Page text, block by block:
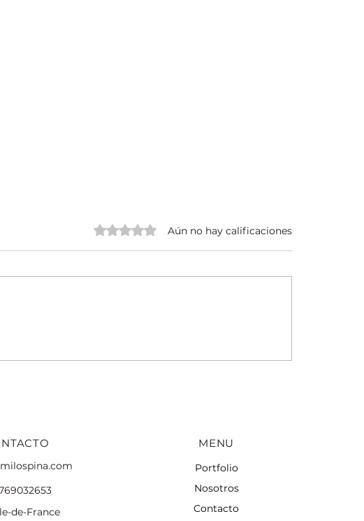
fotográficas en París
fotos en París
Obtuvo 0 de 5 estrellas.
Aún no hay calificaciones
de-France
MENU
Portfolio
Nosotros
Contacto